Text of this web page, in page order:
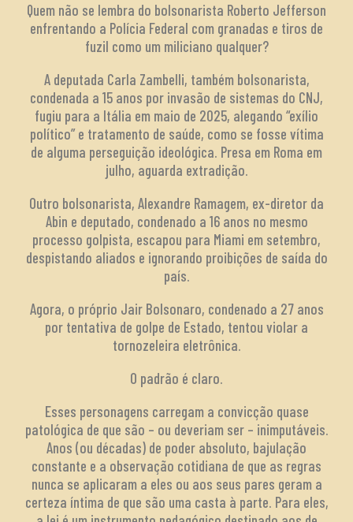
Quem não se lembra do bolsonarista Roberto Jefferson
enfrentando a Polícia Federal com granadas e tiros de
fuzil como um miliciano qualquer?
A deputada Carla Zambelli, também bolsonarista,
condenada a 15 anos por invasão de sistemas do CNJ,
fugiu para a Itália em maio de 2025, alegando “exílio
político” e tratamento de saúde, como se fosse vítima
de alguma perseguição ideológica. Presa em Roma em
julho, aguarda extradição.
Outro bolsonarista, Alexandre Ramagem, ex-diretor da
Abin e deputado, condenado a 16 anos no mesmo
processo golpista, escapou para Miami em setembro,
despistando aliados e ignorando proibições de saída do
país.
Agora, o próprio Jair Bolsonaro, condenado a 27 anos
por tentativa de golpe de Estado, tentou violar a
tornozeleira eletrônica.
O padrão é claro.
Esses personagens carregam a convicção quase
patológica de que são – ou deveriam ser – inimputáveis.
Anos (ou décadas) de poder absoluto, bajulação
constante e a observação cotidiana de que as regras
nunca se aplicaram a eles ou aos seus pares geram a
certeza íntima de que são uma casta à parte. Para eles,